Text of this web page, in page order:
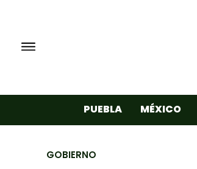
PUEBLA MÉXICO
GOBIERNO